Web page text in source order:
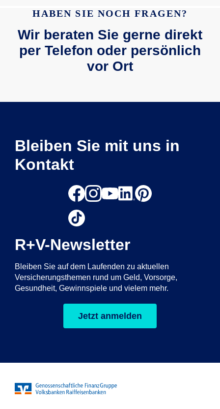
HABEN SIE NOCH FRAGEN?
Wir beraten Sie gerne direkt
per Telefon oder persönlich
vor Ort
Bleiben Sie mit uns in
Kontakt
R+V-Newsletter
Bleiben Sie auf dem Laufenden zu aktuellen
Versicherungsthemen rund um Geld, Vorsorge,
Gesundheit, Gewinnspiele und vielem mehr.
Jetzt anmelden